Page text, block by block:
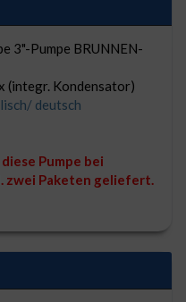
3"-Pumpe BRUNNEN-
(integr. Kondensator)
deutsch
Pumpe bei
zwei Paketen geliefert.